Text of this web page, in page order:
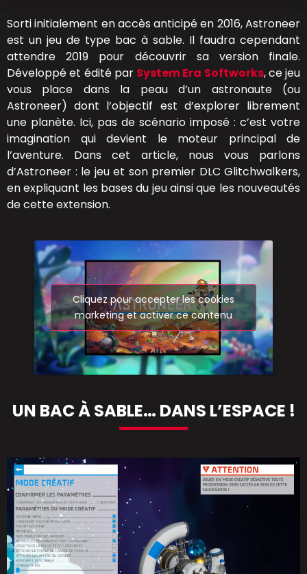
Sorti initialement en accès anticipé en 2016, Astroneer
est un jeu de type bac à sable. Il faudra cependant
attendre 2019 pour découvrir sa version finale.
Développé et édité par System Era Softworks, ce jeu
vous place dans la peau d’un astronaute (ou
Astroneer) dont l’objectif est d’explorer librement
une planète. Ici, pas de scénario imposé : c’est votre
imagination qui devient le moteur principal de
l’aventure. Dans cet article, nous vous parlons
d’Astroneer : le jeu et son premier DLC Glitchwalkers,
en expliquant les bases du jeu ainsi que les nouveautés
de cette extension.
Cliquez pour accepter les cookies
marketing et activer ce contenu
UN BAC À SABLE… DANS L’ESPACE !